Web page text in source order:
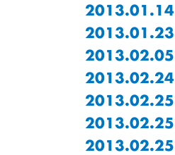
2013.01.14
2013.01.23
2013.02.05
2013.02.24
2013.02.25
2013.02.25
2013.02.25